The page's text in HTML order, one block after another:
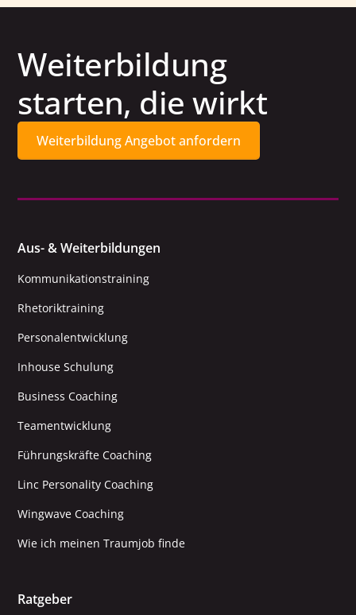
Weiterbildung
starten, die wirkt
Weiterbildung Angebot anfordern
Aus- & Weiterbildungen
Kommunikationstraining
Rhetoriktraining
Personalentwicklung
Inhouse Schulung
Business Coaching
Teamentwicklung
Führungskräfte Coaching
Linc Personality Coaching
Wingwave Coaching
Wie ich meinen Traumjob finde
Ratgeber